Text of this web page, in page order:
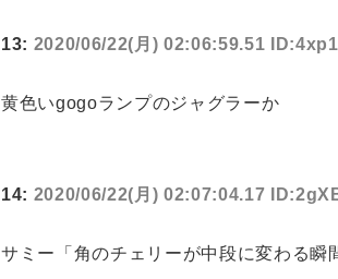
13: 2020/06/22(月) 02:06:59.51
黄色いgogoランプのジャグラーか
14: 2020/06/22(月) 02:07:04.17
サミー「角のチェリーが中段に変わる瞬